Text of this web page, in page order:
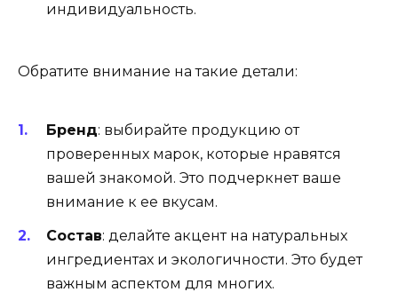
индивидуальность.
Обратите внимание на такие детали:
Бренд: выбирайте продукцию от
проверенных марок, которые нравятся
вашей знакомой. Это подчеркнет ваше
внимание к ее вкусам.
Состав: делайте акцент на натуральных
ингредиентах и экологичности. Это будет
важным аспектом для многих.